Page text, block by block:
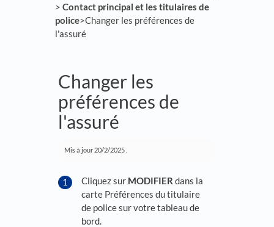
> ​ ​Contact principal et les titulaires de
police​>​ Changer les préférences de
l'assuré
Changer les
préférences de
l'assuré
Mis à jour 20/2/2025
Cliquez sur MODIFIER dans la
carte Préférences du titulaire
de police sur votre tableau de
bord.